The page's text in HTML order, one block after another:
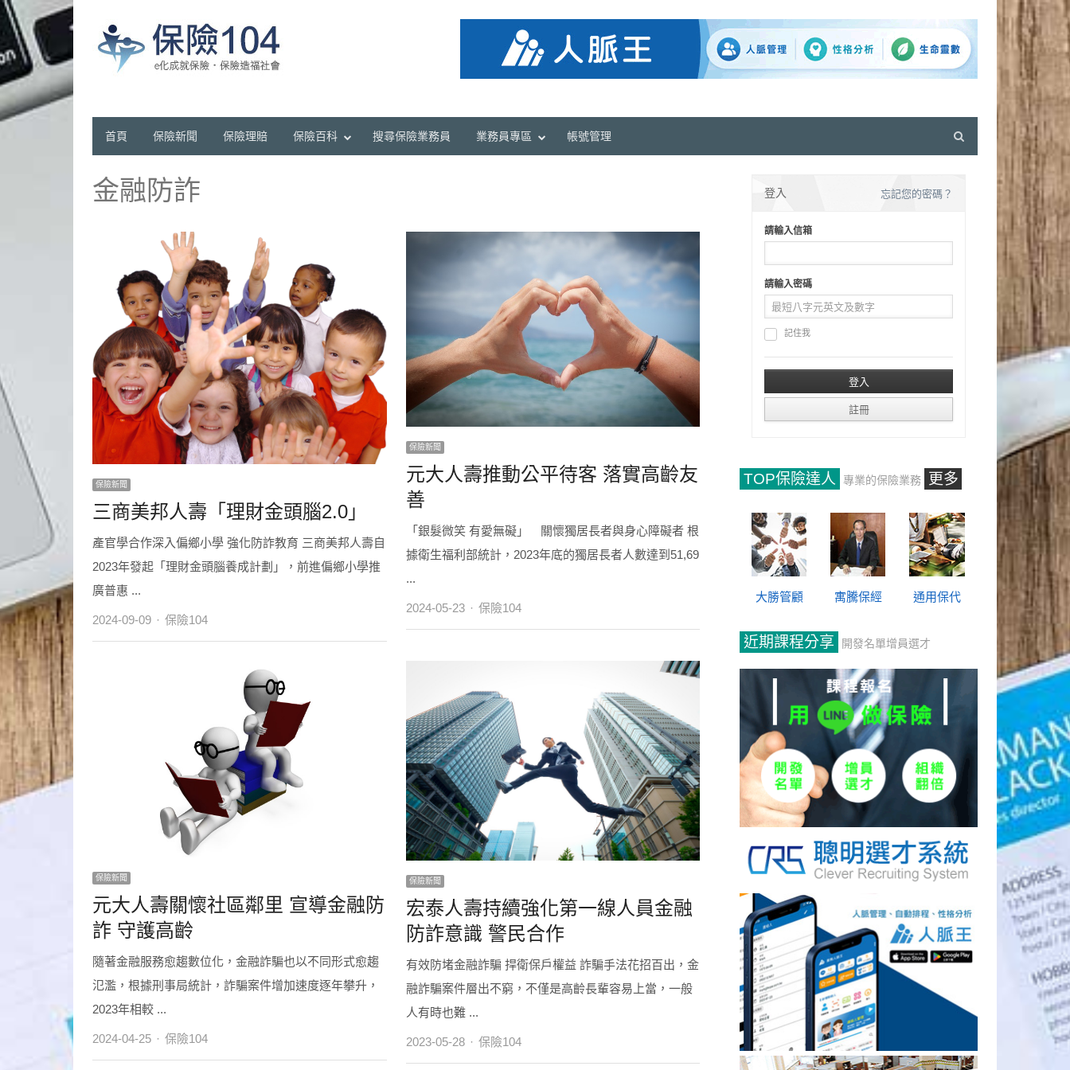
首頁 保險新聞 保險理賠 保險百科 搜尋保險業務員 業務員專區 帳號管理
金融防詐
保險新聞
三商美邦人壽「理財金頭腦2.0」
產官學合作深入偏鄉小學 強化防詐教育 三商美邦人壽自
2023年發起「理財金頭腦養成計劃」，前進偏鄉小學推
廣普惠 ...
2024-09-09 Author
保險104
保險新聞
元大人壽推動公平待客 落實高齡友
善
「銀髮微笑 有愛無礙」 關懷獨居長者與身心障礙者 根
據衛生福利部統計，2023年底的獨居長者人數達到51,69
...
2024-05-23 Author
保險104
保險新聞
元大人壽關懷社區鄰里 宣導金融防
詐 守護高齡
隨著金融服務愈趨數位化，金融詐騙也以不同形式愈趨
氾濫，根據刑事局統計，詐騙案件增加速度逐年攀升，
2023年相較 ...
2024-04-25 Author
保險104
保險新聞
宏泰人壽持續強化第一線人員金融
防詐意識 警民合作
有效防堵金融詐騙 捍衛保戶權益 詐騙手法花招百出，金
融詐騙案件層出不窮，不僅是高齡長輩容易上當，一般
人有時也難 ...
2023-05-28 Author
保險104
登入 忘記您的密碼？
請輸入信箱
請輸入密碼
記住我
TOP保險達人 專業的保險業務 更多
大勝管顧 寓騰保經 通用保代
近期課程分享 開發名單增員選才